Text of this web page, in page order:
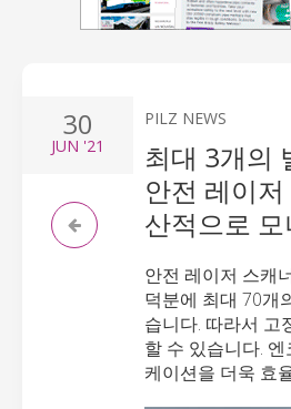
30
JUN '21
PILZ NEWS
최대 3개의
안전 레이
산적으로
안전 레이저 스캐
덕분에 최대 70개
습니다. 따라서 고
할 수 있습니다.
케이션을 더욱 효